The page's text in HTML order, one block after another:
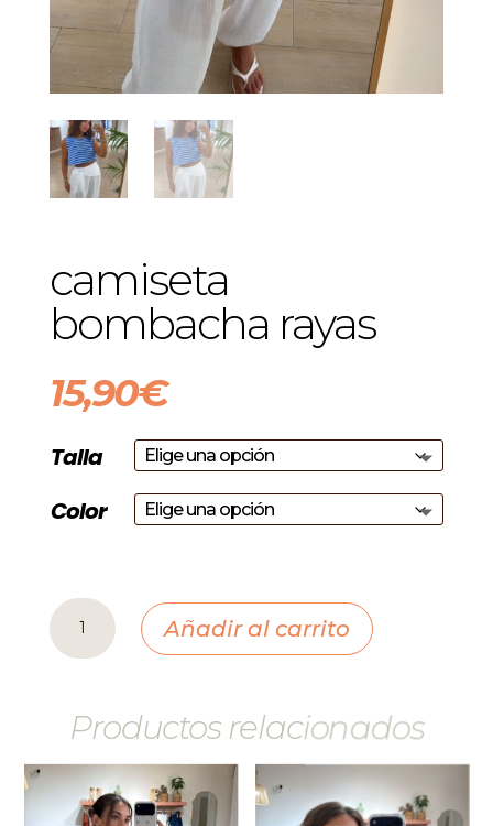
camiseta
bombacha rayas
15,90€
Talla
Color
camiseta
bombacha
rayas
Añadir al carrito
Productos relacionados